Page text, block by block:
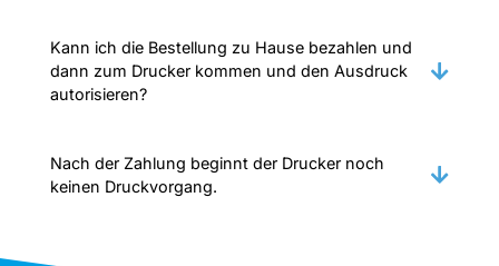
Kann ich die Bestellung zu Hause bezahlen und
dann zum Drucker kommen und den Ausdruck
autorisieren?
Nach der Zahlung beginnt der Drucker noch
keinen Druckvorgang.